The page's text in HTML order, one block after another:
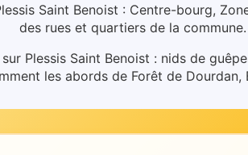
Saint Benoist : Centre-bourg,
des rues et quartiers de la commune.
Plessis Saint Benoist : nids de
les abords de Forêt de Dourdan,